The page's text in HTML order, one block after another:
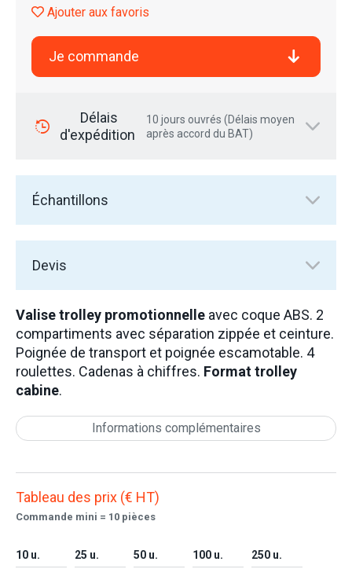
Ajouter aux favoris
Je commande
Délais
d'expédition
10 jours ouvrés (Délais moyen
après accord du BAT)
Échantillons
Devis
Valise trolley promotionnelle avec coque ABS. 2
compartiments avec séparation zippée et ceinture.
Poignée de transport et poignée escamotable. 4
roulettes. Cadenas à chiffres. Format trolley
cabine.
Informations complémentaires
Tableau des prix (€ HT)
Commande mini = 10 pièces
10 u. 25 u. 50 u. 100 u. 250 u.